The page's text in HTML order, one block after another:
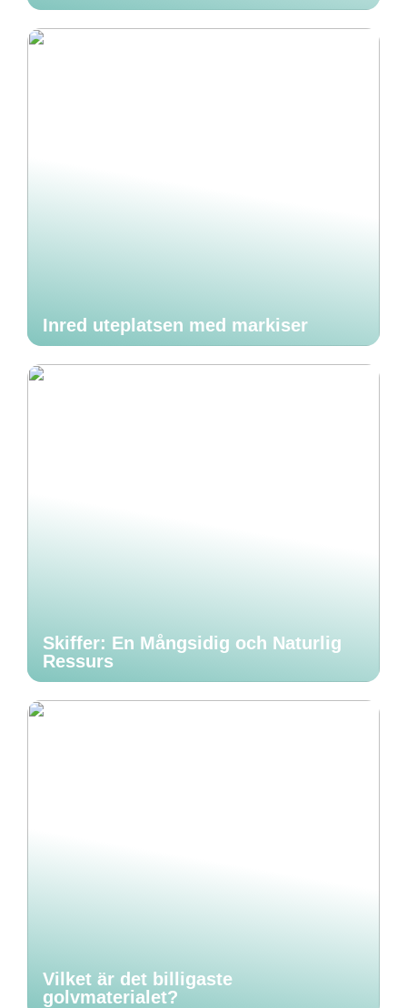
Inred uteplatsen med markiser
Skiffer: En Mångsidig och Naturlig
Ressurs
Vilket är det billigaste
golvmaterialet?